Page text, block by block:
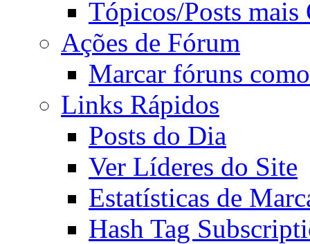
Tópicos/Posts mais
Ações de Fórum
Marcar fóruns
Links Rápidos
Posts do Dia
Ver Líderes do Site
Estatísticas de
Hash Tag